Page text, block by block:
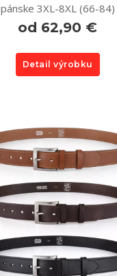
pánske 3XL-8XL (66-84)
od 62,90 €
Detail výrobku